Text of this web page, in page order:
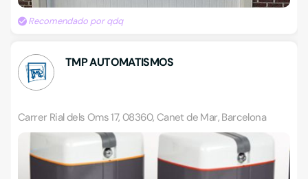
Recomendado por qdq
TMP AUTOMATISMOS
Carrer Rial dels Oms 17, 08360, Canet de Mar, Barcelona